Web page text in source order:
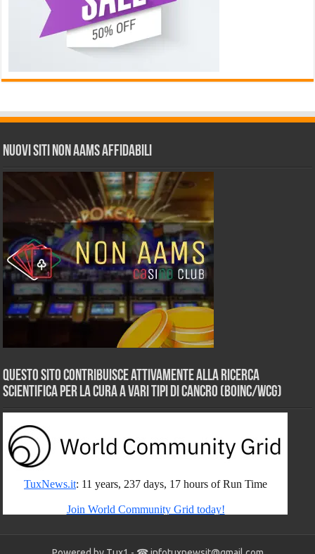
Nuovi siti non AAMS affidabili
Questo sito contribuisce attivamente alla ricerca
scientifica per la cura a vari tipi di Cancro (BOINC/WCG)